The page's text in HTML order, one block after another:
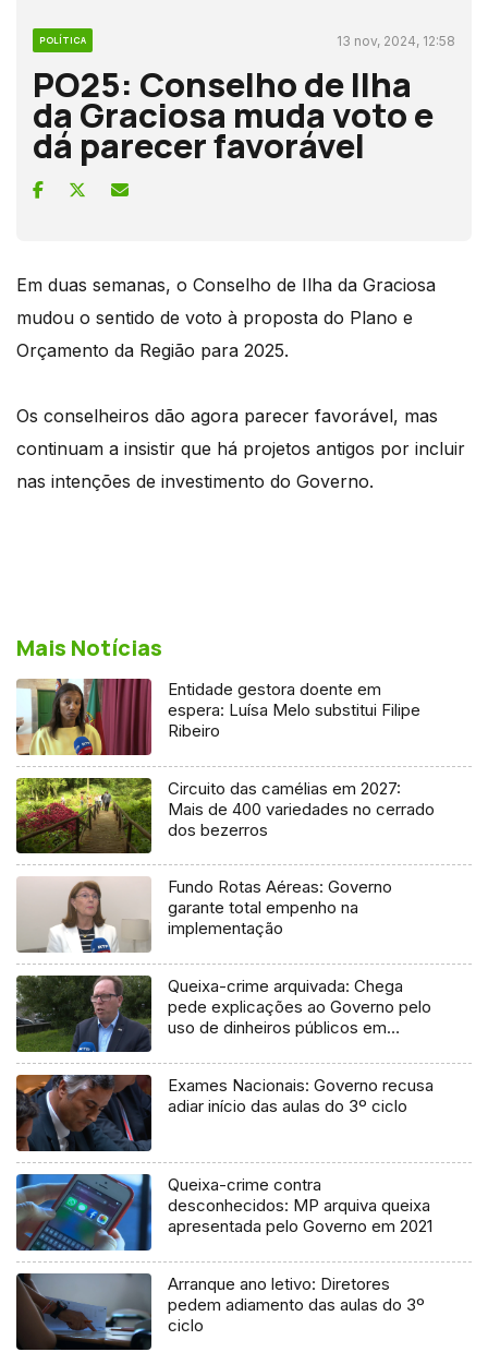
POLÍTICA 13 nov, 2024, 12:58
PO25: Conselho de Ilha
da Graciosa muda voto e
dá parecer favorável
Em duas semanas, o Conselho de Ilha da Graciosa
mudou o sentido de voto à proposta do Plano e
Orçamento da Região para 2025.
Os conselheiros dão agora parecer favorável, mas
continuam a insistir que há projetos antigos por incluir
nas intenções de investimento do Governo.
Mais Notícias
Entidade gestora doente em
espera: Luísa Melo substitui Filipe
Ribeiro
Circuito das camélias em 2027:
Mais de 400 variedades no cerrado
dos bezerros
Fundo Rotas Aéreas: Governo
garante total empenho na
implementação
Queixa-crime arquivada: Chega
pede explicações ao Governo pelo
uso de dinheiros públicos em
Exames Nacionais: Governo recusa
adiar início das aulas do 3º ciclo
Queixa-crime contra
desconhecidos: MP arquiva queixa
apresentada pelo Governo em 2021
Arranque ano letivo: Diretores
pedem adiamento das aulas do 3º
ciclo